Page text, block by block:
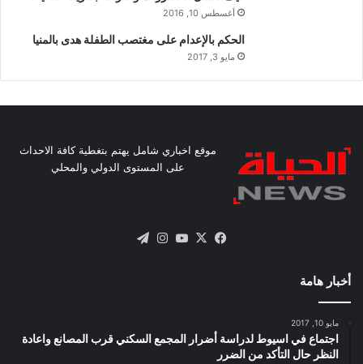
أغسطس 10, 2016
الحكم بالإعدام على مغتصب الطفلة هدى بالمنيا
مايو 3, 2017
موقع اخباري شامل يهتم بتغطية كافة الاحداث
على المستوى الدولي والمحلي
فيسبوك
X يوتيوبانستقرام
أخبار هامة
مايو 10, 2017
اجتماع في اسيوط لدراسة أضرار المجمع السكني قرب المصانع واعادة
النظر حال التأكد من الضرر